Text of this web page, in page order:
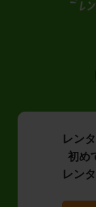
レン
初め
レン